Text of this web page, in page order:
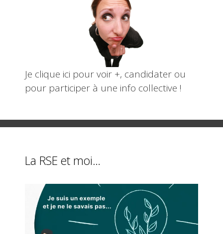
Je clique ici pour voir +, candidater ou
pour participer à une info collective !
La RSE et moi…